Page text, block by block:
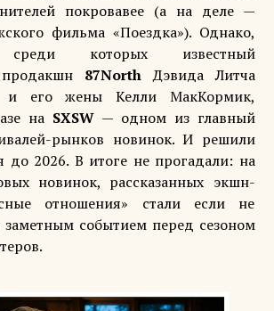
покровавее (а на деле —
фильма «Поездка»). Однако,
среди которых известный
продакшн 87North Дэвида Литча
и его жены Келли МакКормик,
на SXSW — одном из главный
рынков новинок. И решили
до 2026. В итоге не прогадали: на
новинок, рассказанных экшн-
отношения» стали если не
заметным событием перед сезоном